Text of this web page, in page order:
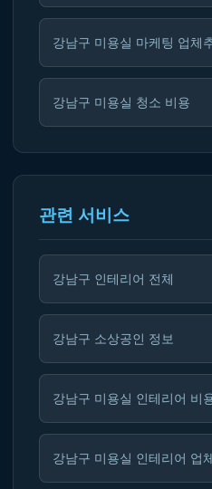
강남구 미용실 마케팅 업체
강남구 미용실 청소 비용
관련 서비스
강남구 인테리어 전체
강남구 소상공인 정보
강남구 미용실 인테리어 비
강남구 미용실 인테리어 업